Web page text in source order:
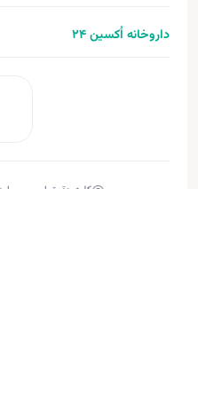
داروخانه اُکسین 24
کلیه حقوق این